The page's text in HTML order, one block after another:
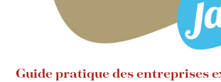
Guide pratique des entreprises